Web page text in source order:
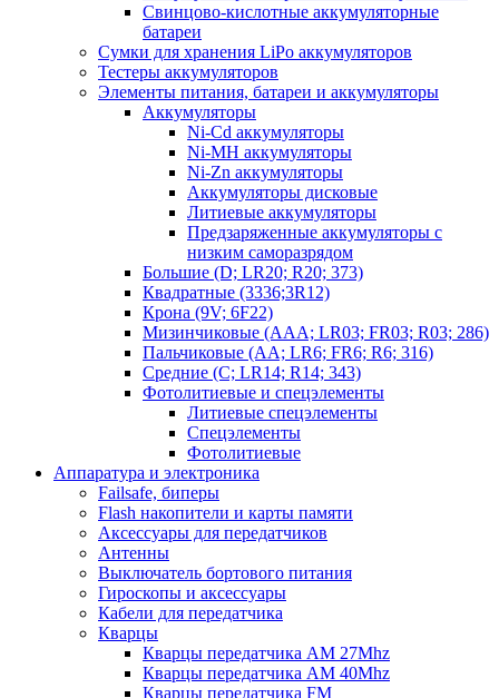
Свинцово-кислотные аккумуляторные
батареи
Сумки для хранения LiPo аккумуляторов
Тестеры аккумуляторов
Элементы питания, батареи и аккумуляторы
Аккумуляторы
Ni-Cd аккумуляторы
Ni-MH аккумуляторы
Ni-Zn аккумуляторы
Аккумуляторы дисковые
Литиевые аккумуляторы
Предзаряженные аккумуляторы с
низким саморазрядом
Большие (D; LR20; R20; 373)
Квадратные (3336;3R12)
Крона (9V; 6F22)
Мизинчиковые (AAA; LR03; FR03; R03; 286)
Пальчиковые (AA; LR6; FR6; R6; 316)
Средние (C; LR14; R14; 343)
Фотолитиевые и спецэлементы
Литиевые спецэлементы
Спецэлементы
Фотолитиевые
Аппаратура и электроника
Failsafe, биперы
Flash накопители и карты памяти
Аксессуары для передатчиков
Антенны
Выключатель бортового питания
Гироскопы и аксессуары
Кабели для передатчика
Кварцы
Кварцы передатчика AM 27Mhz
Кварцы передатчика AM 40Mhz
Кварцы передатчика FM